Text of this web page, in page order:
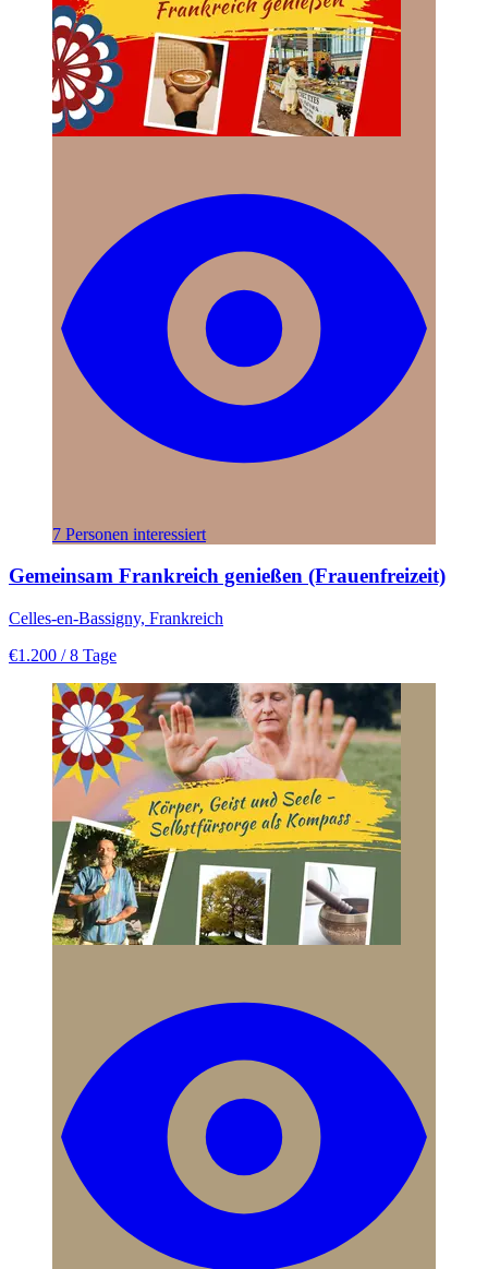
7 Personen interessiert
Gemeinsam Frankreich genießen (Frauenfreizeit)
Celles-en-Bassigny, Frankreich
€1.200 / 8 Tage